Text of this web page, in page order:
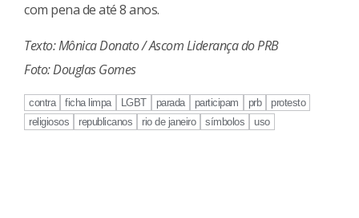
com pena de até 8 anos.
Texto: Mônica Donato / Ascom Liderança do PRB
Foto: Douglas Gomes
contra ficha limpa LGBT parada participam prb
protesto
religiosos
republicanos rio de janeiro símbolos uso